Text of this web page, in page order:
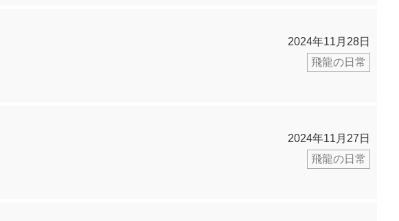
2024年11月28日
飛龍の日常
2024年11月27日
飛龍の日常